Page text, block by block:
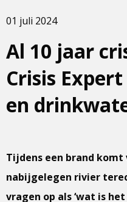
Al 10 jaar
Crisis
en
01 juli 2024
Tijdens een brand
nabijgelegen rivier
vragen op als ‘wat is